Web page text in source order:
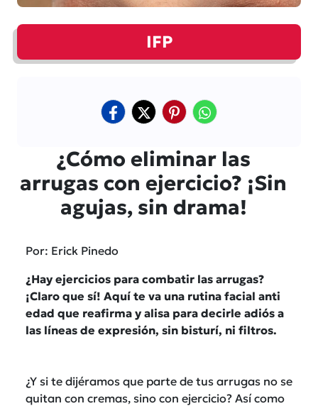
IFP
¿Cómo eliminar las
arrugas con ejercicio? ¡Sin
agujas, sin drama!
Por: Erick Pinedo
¿Hay ejercicios para combatir las arrugas?
¡Claro que sí! Aquí te va una rutina facial anti
edad que reafirma y alisa para decirle adiós a
las líneas de expresión, sin bisturí, ni filtros.
¿Y si te dijéramos que parte de tus arrugas no se
quitan con cremas, sino con ejercicio? Así como